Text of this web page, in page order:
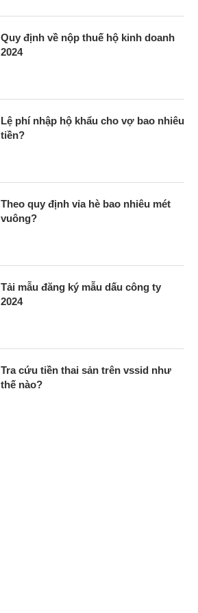
Quy định về nộp thuế hộ kinh doanh
2024
Lệ phí nhập hộ khẩu cho vợ bao nhiêu
tiền?
Theo quy định vỉa hè bao nhiêu mét
vuông?
Tải mẫu đăng ký mẫu dấu công ty
2024
Tra cứu tiền thai sản trên vssid như
thế nào?